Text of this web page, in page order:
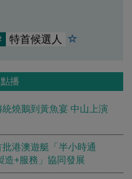
特首候選人
播
統燒鵝到黃魚宴 中山上演
批港澳遊艇「半小時通
造+服務」協同發展